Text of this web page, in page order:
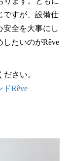
ですが、設備仕
安全を大事にし
たいのがRêve
ださい。
Rêve